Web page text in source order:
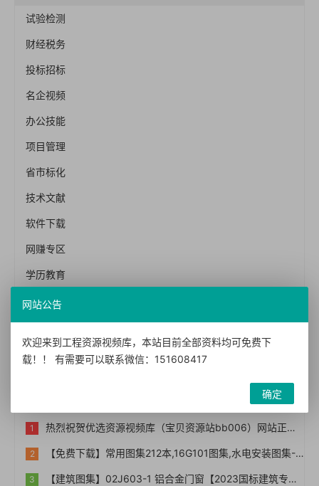
试验检测
财经税务
投标招标
名企视频
办公技能
项目管理
省市标化
技术文献
软件下载
网赚专区
学历教育
影视软件
资料求助
群内分享
热烈祝贺优选资源视频库（宝贝资源站bb006）网站正式上线！！
【免费下载】常用图集212本,16G101图集,水电安装图集-254本【01-0014】
【建筑图集】02J603-1 铝合金门窗【2023国标建筑专业图集大全】
网站公告
欢迎来到工程资源视频库，本站目前全部资料均可免费下
载！！ 有需要可以联系微信：151608417
确定